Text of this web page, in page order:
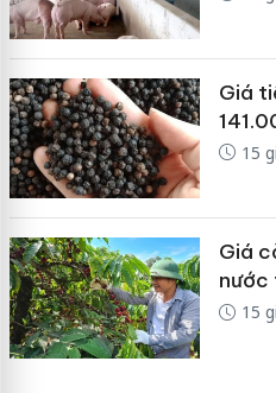
Giá
15
Giá
nước
15